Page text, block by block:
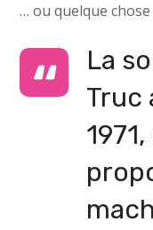
… ou quelque chose
La
Truc